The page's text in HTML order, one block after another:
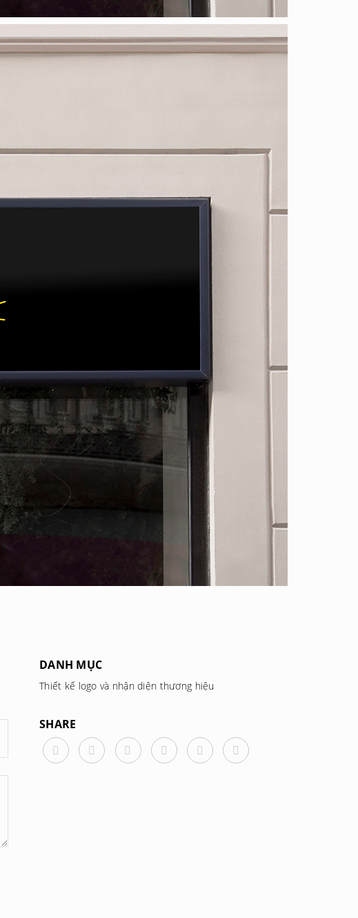
DANH MỤC
Thiết kế logo và nhận diện thương hiệu
SHARE